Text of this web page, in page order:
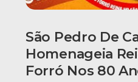
São Pedro De
Homenageia
Forró Nos 80